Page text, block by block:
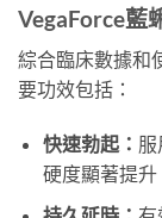
VegaForce藍
綜合臨床數據和
要功效包括：
快速勃起： 服
硬度顯著提升